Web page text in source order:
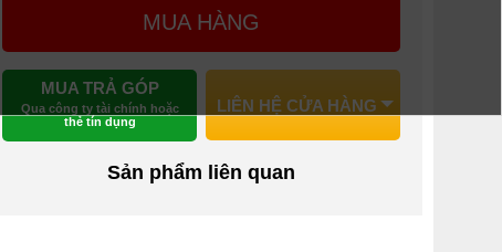
MUA HÀNG
MUA TRẢ GÓP
Qua công ty tài chính hoặc
thẻ tín dụng
LIÊN HỆ CỬA HÀNG
Sản phẩm liên quan